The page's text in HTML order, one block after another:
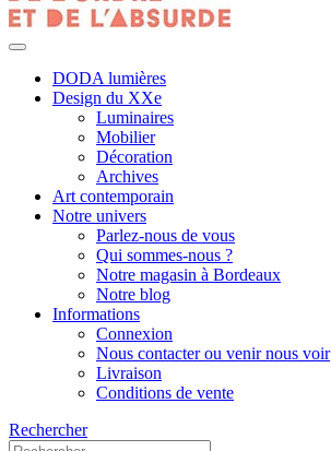
DODA lumières
Design du XXe
Luminaires
Mobilier
Décoration
Archives
Art contemporain
Notre univers
Parlez-nous de vous
Qui sommes-nous ?
Notre magasin à Bordeaux
Notre blog
Informations
Connexion
Nous contacter ou venir nous voir
Livraison
Conditions de vente
Rechercher